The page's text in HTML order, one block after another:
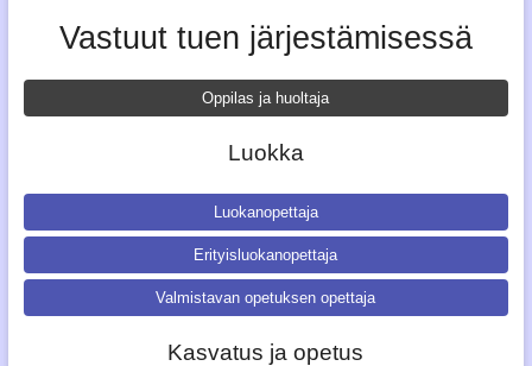
Vastuut tuen järjestämisessä
Oppilas ja huoltaja
Luokka
Luokanopettaja
Erityisluokanopettaja
Valmistavan opetuksen opettaja
Kasvatus ja opetus